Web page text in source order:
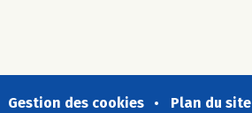
Gestion des cookies Plan du site